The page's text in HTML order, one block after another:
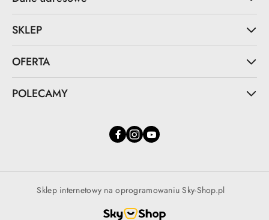
SKLEP
OFERTA
POLECAMY
Sklep internetowy na oprogramowaniu Sky-Shop.pl